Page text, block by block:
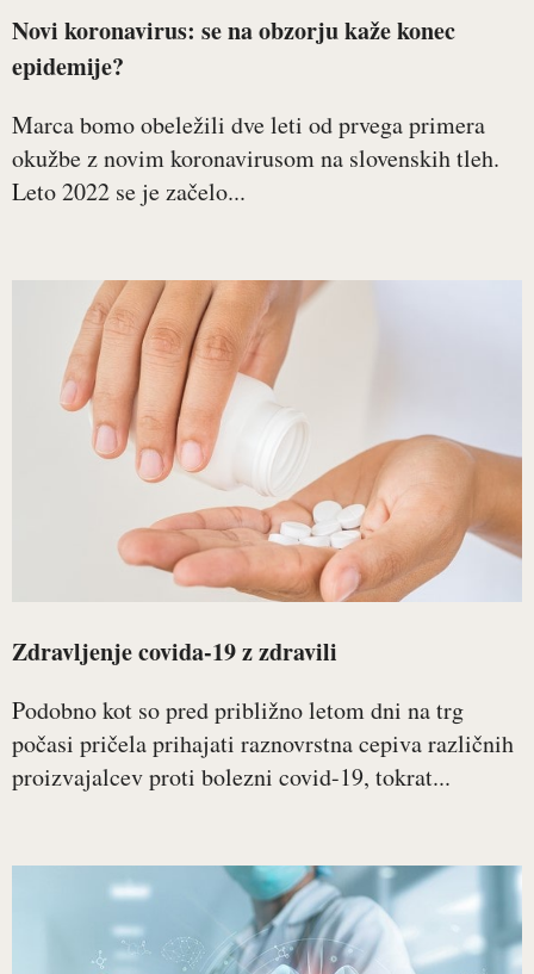
Novi koronavirus: se na obzorju kaže konec
epidemije?
Marca bomo obeležili dve leti od prvega primera
okužbe z novim koronavirusom na slovenskih tleh.
Leto 2022 se je začelo...
Zdravljenje covida-19 z zdravili
Podobno kot so pred približno letom dni na trg
počasi pričela prihajati raznovrstna cepiva različnih
proizvajalcev proti bolezni covid-19, tokrat...